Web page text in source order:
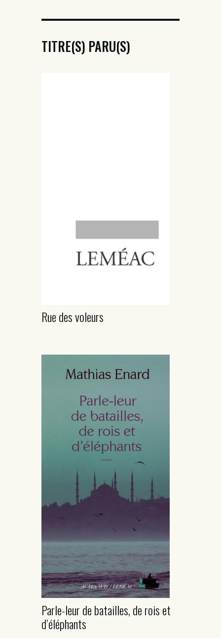
TITRE(S) PARU(S)
Rue des voleurs
Parle-leur de batailles, de rois et
d’éléphants